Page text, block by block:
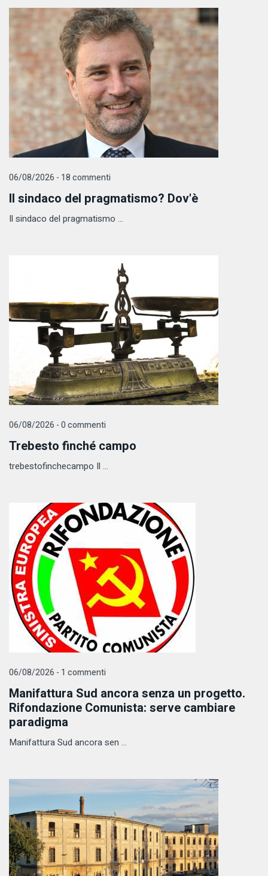
06/08/2026 - 18 commenti
Il sindaco del pragmatismo? Dov'è
Il sindaco del pragmatismo ...
06/08/2026 - 0 commenti
Trebesto finché campo
trebestofinchecampo Il ...
06/08/2026 - 1 commenti
Manifattura Sud ancora senza un progetto.
Rifondazione Comunista: serve cambiare
paradigma
Manifattura Sud ancora sen ...